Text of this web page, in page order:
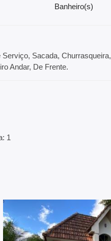
Banheiro(s)
Sacada, Churrasqueira,
Andar, De Frente.
1